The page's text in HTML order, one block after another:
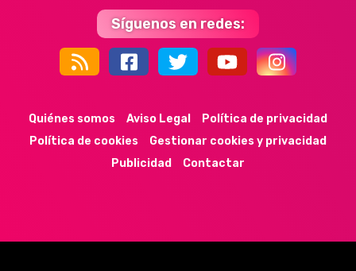
Síguenos en redes:
Quiénes somos Aviso Legal
Política de privacidad
Política de cookies
Gestionar cookies y privacidad
Publicidad
Contactar